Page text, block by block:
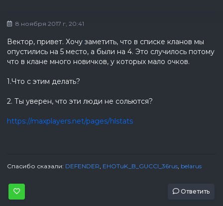
8 ноября 2017 г, 20:41
Вектор, привет. Хочу заметить, что в списке кланов мы
опустились на 5 место, а были на 4. Это случилось потому
что в клане много новичков, у которых мало очков.
1.Что с этим делать?
2. Ты уверен, что эти люди не сольются?
https://maxplayers.net/pages/hlstats
Спасибо сказали: DEFENDER, EHOTuK_B_GUCCI_36rus, belarus
Ответить